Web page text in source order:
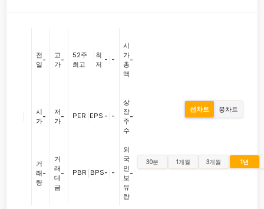
전
일
-
시
가
-
거
래
량
-
고
가
-
저
가
-
거
래
대
금
-
52주
최고
최
저
- -
PER EPS - -
PBR BPS- -
시
가
총
액
-
상
장
주
수
-
외
국
인
보
유
량
-
선차트 봉차트
30분 1개월 3개월 1년